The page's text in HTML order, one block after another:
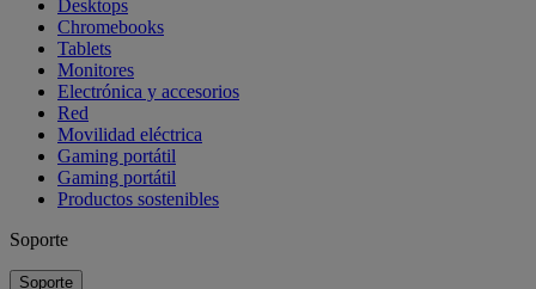
Desktops
Chromebooks
Tablets
Monitores
Electrónica y accesorios
Red
Movilidad eléctrica
Gaming portátil
Gaming portátil
Productos sostenibles
Soporte
Soporte